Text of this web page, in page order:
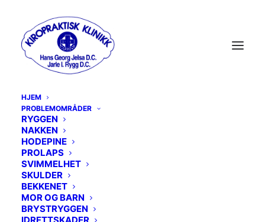
HJEM
PROBLEMOMRÅDER
RYGGEN
NAKKEN
HODEPINE
PROLAPS
SVIMMELHET
SKULDER
BEKKENET
MOR OG BARN
BRYSTRYGGEN
MENU
RYGGEN
NAKKEN